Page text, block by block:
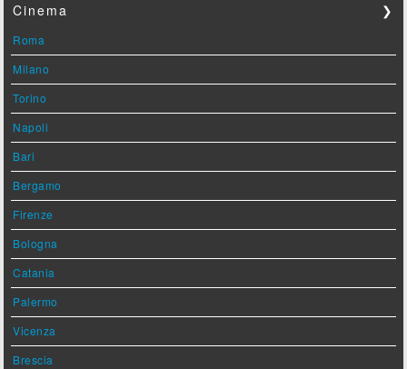
Cinema ❯
Roma
Milano
Torino
Napoli
Bari
Bergamo
Firenze
Bologna
Catania
Palermo
Vicenza
Brescia